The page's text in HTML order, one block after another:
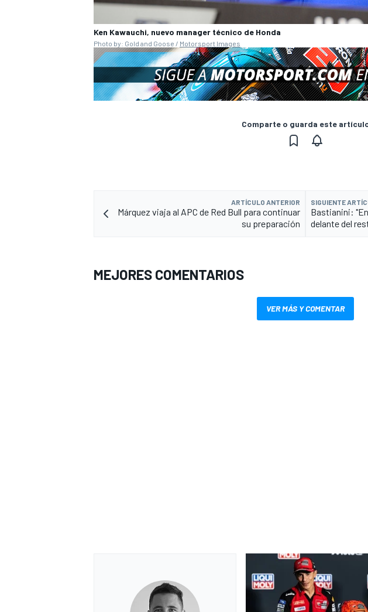
Ken Kawauchi, nuevo manager técnico de Honda
Photo by: Gold and Goose / Motorsport Images
Comparte o guarda este
ARTÍCULO ANTERIOR
Márquez viaja al APC de Red Bull para continuar
su preparación
SIGUIENTE
Bastianini:
delante del
MEJORES COMENTARIOS
VER MÁS Y COMENTAR